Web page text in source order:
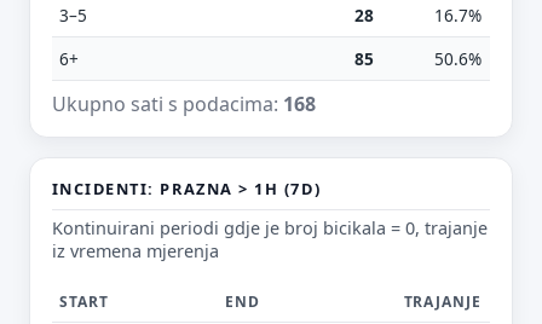
3–5 28
16.7%
6+
85 50.6%
Ukupno sati s podacima: 168
INCIDENTI: PRAZNA > 1H (7D)
Kontinuirani periodi gdje je broj bicikala = 0, trajanje
iz vremena mjerenja
START END TRAJANJE
Povratna informacija
Prijava problema
Tvoj prijedlog
E-mail (opcionalno)